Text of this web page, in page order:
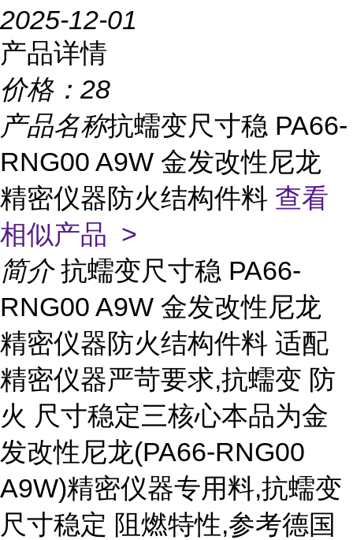
2025-12-01
产品详情
价格： 28
产品名称抗蠕变尺寸稳 PA66-
RNG00 A9W 金发改性尼龙
精密仪器防火结构件料 查看
相似产品 >
简介 抗蠕变尺寸稳 PA66-
RNG00 A9W 金发改性尼龙
精密仪器防火结构件料 适配
精密仪器严苛要求,抗蠕变 防
火 尺寸稳定三核心本品为金
发改性尼龙(PA66-RNG00
A9W)精密仪器专用料,抗蠕变
尺寸稳定 阻燃特性,参考德国